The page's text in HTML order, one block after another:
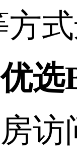
选
访